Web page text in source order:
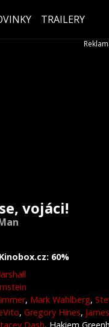
TRAILERY
vojáci!
60%
, Mark Wahlberg,
, Gregory Hines,